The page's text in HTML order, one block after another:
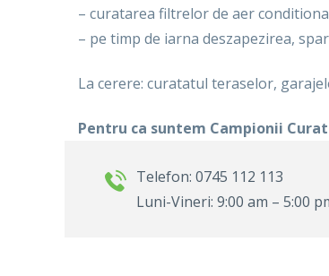
– curatarea filtrelor de aer
– pe timp de iarna deszapezirea,
La cerere: curatatul teraselor,
Pentru ca suntem Campionii
Telefon: 0745 112 113
Luni-Vineri: 9:00 am – 5:00